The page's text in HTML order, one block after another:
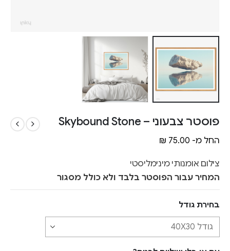
פוסטר צבעוני – Skybound Stone
החל מ- ₪ 75.00
צילום אומנותי מינימליסטי
המחיר עבור הפוסטר בלבד ולא כולל מסגור
בחירת גודל